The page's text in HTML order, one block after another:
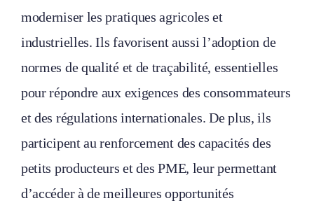
moderniser les pratiques agricoles et
industrielles. Ils favorisent aussi l’adoption de
normes de qualité et de traçabilité, essentielles
pour répondre aux exigences des consommateurs
et des régulations internationales. De plus, ils
participent au renforcement des capacités des
petits producteurs et des PME, leur permettant
d’accéder à de meilleures opportunités